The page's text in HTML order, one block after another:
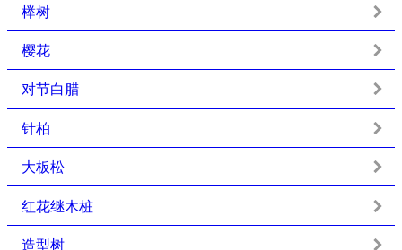
榉树
樱花
对节白腊
针柏
大板松
红花继木桩
造型树